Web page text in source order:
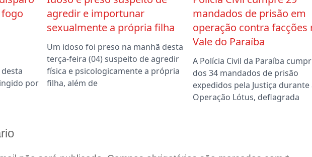
por
agredir e importunar
sexualmente a própria filha
Um idoso foi preso na manhã desta
terça-feira (04) suspeito de agredir
física e psicologicamente a própria
filha, além de
mandados de prisão em
operação contra facções
Vale do Paraíba
A Polícia Civil da Paraíba
dos 34 mandados de prisão
expedidos pela Justiça durante
Operação Lótus, deflagrada